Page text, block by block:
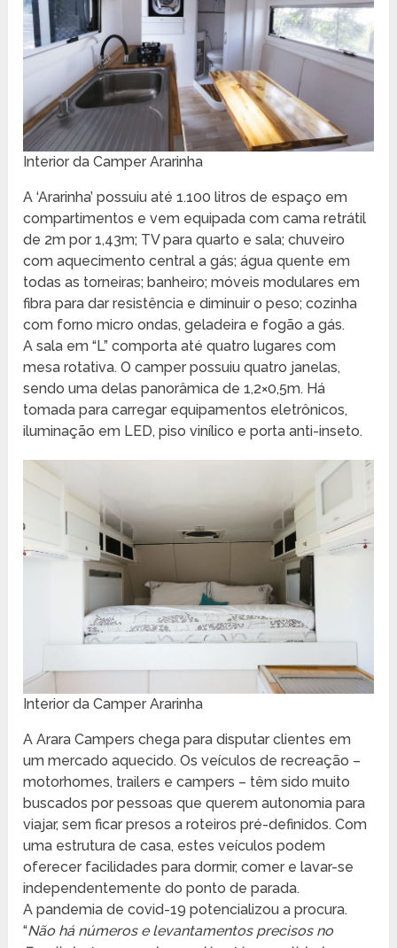
Interior da Camper Ararinha
A ‘Ararinha’ possuiu até 1.100 litros de espaço em
compartimentos e vem equipada com cama retrátil
de 2m por 1,43m; TV para quarto e sala; chuveiro
com aquecimento central a gás; água quente em
todas as torneiras; banheiro; móveis modulares em
fibra para dar resistência e diminuir o peso; cozinha
com forno micro ondas, geladeira e fogão a gás.
A sala em “L” comporta até quatro lugares com
mesa rotativa. O camper possuiu quatro janelas,
sendo uma delas panorâmica de 1,2×0,5m. Há
tomada para carregar equipamentos eletrônicos,
iluminação em LED, piso vinílico e porta anti-inseto.
Interior da Camper Ararinha
A Arara Campers chega para disputar clientes em
um mercado aquecido. Os veículos de recreação –
motorhomes, trailers e campers – têm sido muito
buscados por pessoas que querem autonomia para
viajar, sem ficar presos a roteiros pré-definidos. Com
uma estrutura de casa, estes veículos podem
oferecer facilidades para dormir, comer e lavar-se
independentemente do ponto de parada.
A pandemia de covid-19 potencializou a procura.
“Não há números e levantamentos precisos no